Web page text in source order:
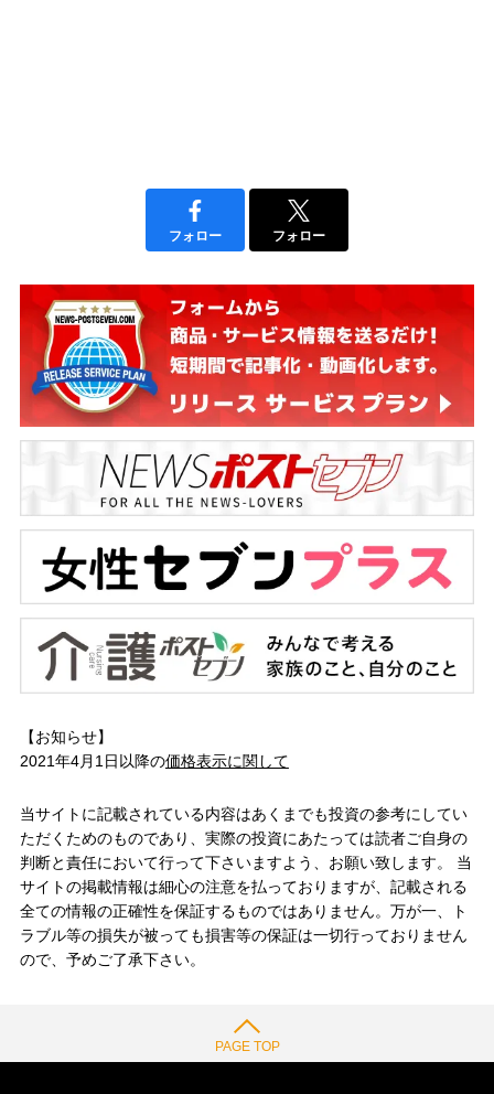
フォロー フォロー
【お知らせ】
2021年4月1日以降の価格表示に関して
当サイトに記載されている内容はあくまでも投資の参考にしてい
ただくためのものであり、実際の投資にあたっては読者ご自身の
判断と責任において行って下さいますよう、お願い致します。 当
サイトの掲載情報は細心の注意を払っておりますが、記載される
全ての情報の正確性を保証するものではありません。万が一、ト
ラブル等の損失が被っても損害等の保証は一切行っておりません
ので、予めご了承下さい。
PAGE TOP